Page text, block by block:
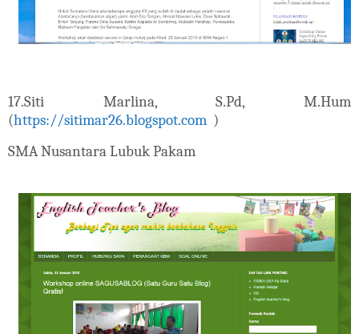
17.Siti Marlina, S.Pd, M.Hum
(https://sitimar26.blogspot.com )
SMA Nusantara Lubuk Pakam